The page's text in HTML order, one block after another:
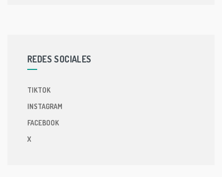
REDES SOCIALES
TIKTOK
INSTAGRAM
FACEBOOK
X